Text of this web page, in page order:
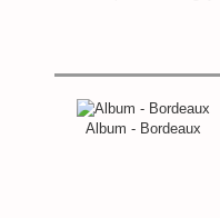
Album - Bordeaux